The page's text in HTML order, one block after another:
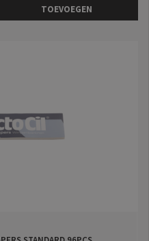
TOEVOEGEN